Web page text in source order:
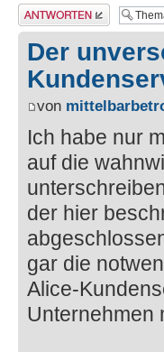
Antwort erstellen
Der
von
Ich habe nur
auf die
der hier
gar die
Alice-
Unternehmen